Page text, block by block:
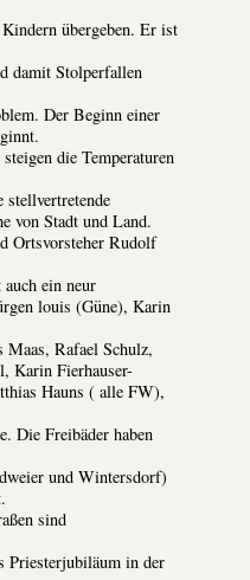
übergeben. Er ist
damit Stolperfallen
Der Beginn einer
die Temperaturen
von Stadt und Land.
Ortsvorsteher Rudolf
ein neur
louis (Güne), Karin
Rafael Schulz,
Karin Fierhauser-
Hauns ( alle FW),
Die Freibäder haben
und Wintersdorf)
sind
Priesterjubiläum in der